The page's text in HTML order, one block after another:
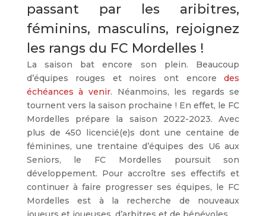
passant par les aribitres,
féminins, masculins, rejoignez
les rangs du FC Mordelles !
La saison bat encore son plein. Beaucoup
d’équipes rouges et noires ont encoredes
échéances à venir. Néanmoins, les regards se
tournent vers la saison prochaine ! En effet, le FC
Mordelles prépare la saison 2022-2023.Avec
plus de 450 licencié(e)s dont une centaine de
féminines, une trentaine d’équipes des U6 aux
Seniors, le FC Mordelles poursuit son
développement. Pour accroître ses effectifs et
continuer à faire progresser ses équipes, le FC
Mordelles est à la recherche de nouveaux